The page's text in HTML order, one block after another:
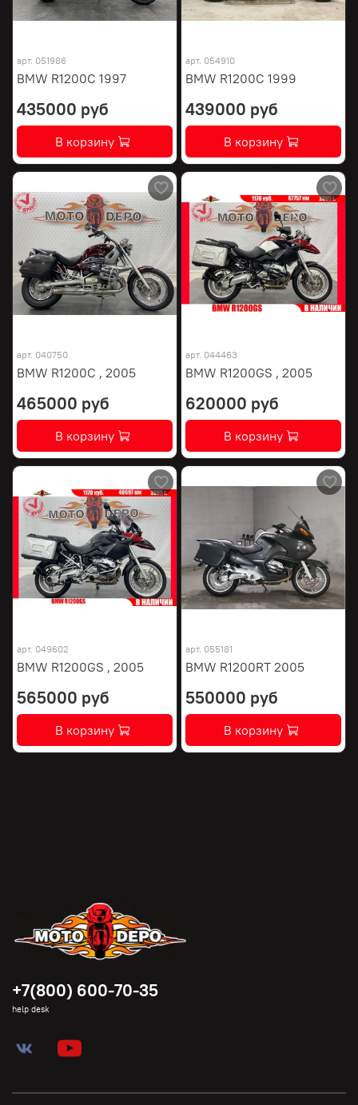
арт. 051986
BMW R1200C 1997
435000 руб
В корзину
арт. 054910
BMW R1200C 1999
439000 руб
В корзину
арт. 040750
BMW R1200C , 2005
465000 руб
В корзину
арт. 044463
BMW R1200GS , 2005
620000 руб
В корзину
арт. 049602
BMW R1200GS , 2005
565000 руб
В корзину
арт. 055181
BMW R1200RT 2005
550000 руб
В корзину
+7(800) 600-70-35
help desk